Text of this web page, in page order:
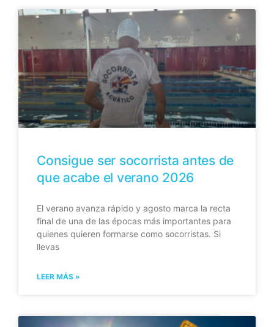
Consigue ser socorrista antes de
que acabe el verano 2026
El verano avanza rápido y agosto marca la recta
final de una de las épocas más importantes para
quienes quieren formarse como socorristas. Si
llevas
LEER MÁS »